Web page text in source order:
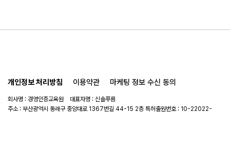
개인정보 처리방침 이용약관 마케팅 정보 수신 동의
회사명 : 경영인증교육원 대표자명 : 신솔푸름
주소 : 부산광역시 동래구 중앙대로 1367번길 44-15 2층 특허출원번호 : 10-22022-